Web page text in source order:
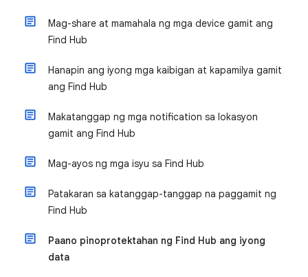
Mag-share at mamahala ng mga device gamit ang
Find Hub
Hanapin ang iyong mga kaibigan at kapamilya gamit
ang Find Hub
Makatanggap ng mga notification sa lokasyon
gamit ang Find Hub
Mag-ayos ng mga isyu sa Find Hub
Patakaran sa katanggap-tanggap na paggamit ng
Find Hub
Paano pinoprotektahan ng Find Hub ang iyong
data